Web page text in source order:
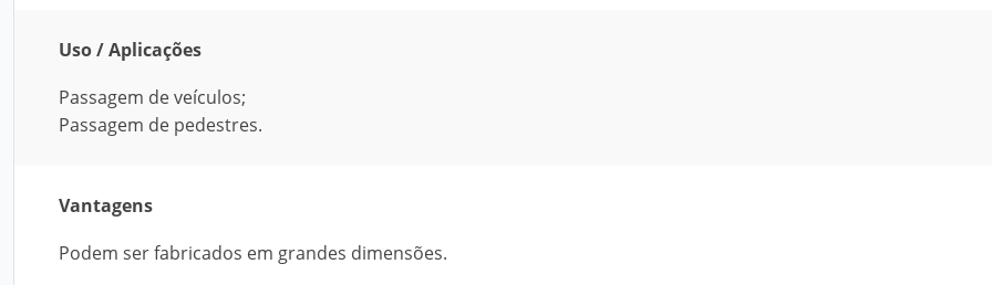
Uso / Aplicações
Passagem de veículos;
Passagem de pedestres.
Vantagens
Podem ser fabricados em grandes dimensões.